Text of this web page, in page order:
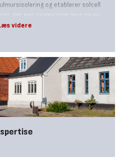
og etablerer solcell
der kan forekomme dyre og uo
måske er presset på økonomien.